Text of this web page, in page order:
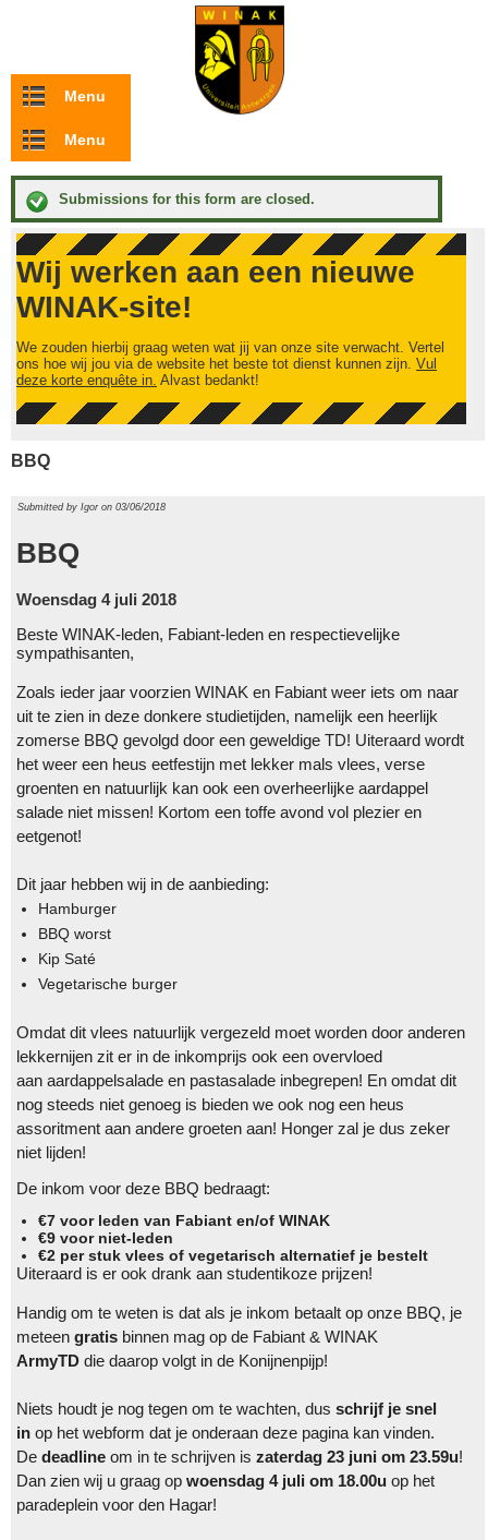
Overslaan en naar de inhoud gaan
Menu
Menu
Statusbericht
Submissions for this form are closed.
Wij werken aan een nieuwe
WINAK-site!
We zouden hierbij graag weten wat jij van onze site verwacht. Vertel
ons hoe wij jou via de website het beste tot dienst kunnen zijn. Vul
deze korte enquête in. Alvast bedankt!
BBQ
Submitted by Igoron 03/06/2018
BBQ
Woensdag 4 juli 2018
Beste WINAK-leden, Fabiant-leden en respectievelijke
sympathisanten,
Zoals ieder jaar voorzien WINAK en Fabiant weer iets om naar
uit te zien in deze donkere studietijden, namelijk een heerlijk
zomerse BBQ gevolgd door een geweldige TD! Uiteraard wordt
het weer een heus eetfestijn met lekker mals vlees, verse
groenten en natuurlijk kan ook een overheerlijke aardappel
salade niet missen! Kortom een toffe avond vol plezier en
eetgenot!
Dit jaar hebben wij in de aanbieding:
Hamburger
BBQ worst
Kip Saté
Vegetarische burger
Omdat dit vlees natuurlijk vergezeld moet worden door anderen
lekkernijen zit er in de inkomprijs ook een overvloed
aan aardappelsalade en pastasalade inbegrepen! En omdat dit
nog steeds niet genoeg is bieden we ook nog een heus
assoritment aan andere groeten aan! Honger zal je dus zeker
niet lijden!
De inkom voor deze BBQ bedraagt:
€7 voor leden van Fabiant en/of WINAK
€9 voor niet-leden
€2 per stuk vlees of vegetarisch alternatief je bestelt
Uiteraard is er ook drank aan studentikoze prijzen!
Handig om te weten is dat als je inkom betaalt op onze BBQ, je
meteen gratis binnen mag op de Fabiant & WINAK
ArmyTD die daarop volgt in de Konijnenpijp!
Niets houdt je nog tegen om te wachten, dus schrijf je snel
in op het webform dat je onderaan deze pagina kan vinden.
De deadline om in te schrijven is zaterdag 23 juni om 23.59u!
Dan zien wij u graag op woensdag 4 juli om 18.00u op het
paradeplein voor den Hagar!